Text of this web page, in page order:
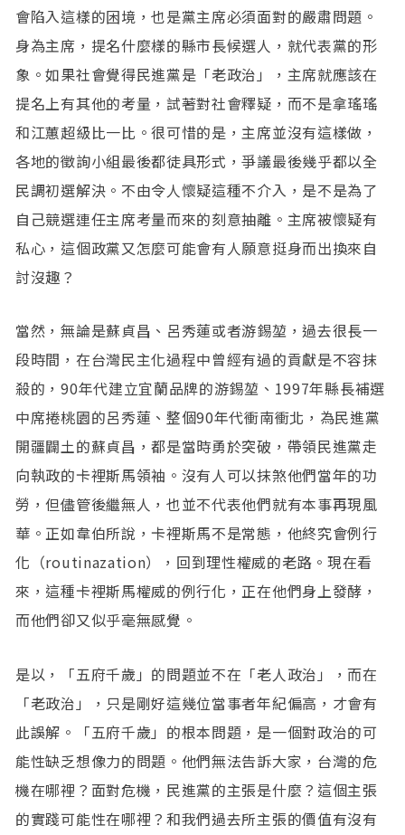
會陷入這樣的困境，也是黨主席必須面對的嚴肅問題。
身為主席，提名什麼樣的縣市長候選人，就代表黨的形
象。如果社會覺得民進黨是「老政治」，主席就應該在
提名上有其他的考量，試著對社會釋疑，而不是拿瑤瑤
和江蕙超級比一比。很可惜的是，主席並沒有這樣做，
各地的徵詢小組最後都徒具形式，爭議最後幾乎都以全
民調初選解決。不由令人懷疑這種不介入，是不是為了
自己競選連任主席考量而來的刻意抽離。主席被懷疑有
私心，這個政黨又怎麼可能會有人願意挺身而出換來自
討沒趣？
當然，無論是蘇貞昌、呂秀蓮或者游錫堃，過去很長一
段時間，在台灣民主化過程中曾經有過的貢獻是不容抹
殺的，90年代建立宜蘭品牌的游錫堃、1997年縣長補選
中席捲桃園的呂秀蓮、整個90年代衝南衝北，為民進黨
開疆闢土的蘇貞昌，都是當時勇於突破，帶領民進黨走
向執政的卡裡斯馬領袖。沒有人可以抹煞他們當年的功
勞，但儘管後繼無人，也並不代表他們就有本事再現風
華。正如韋伯所說，卡裡斯馬不是常態，他終究會例行
化（routinazation），回到理性權威的老路。現在看
來，這種卡裡斯馬權威的例行化，正在他們身上發酵，
而他們卻又似乎毫無感覺。
是以，「五府千歲」的問題並不在「老人政治」，而在
「老政治」，只是剛好這幾位當事者年紀偏高，才會有
此誤解。「五府千歲」的根本問題，是一個對政治的可
能性缺乏想像力的問題。他們無法告訴大家，台灣的危
機在哪裡？面對危機，民進黨的主張是什麼？這個主張
的實踐可能性在哪裡？和我們過去所主張的價值有沒有